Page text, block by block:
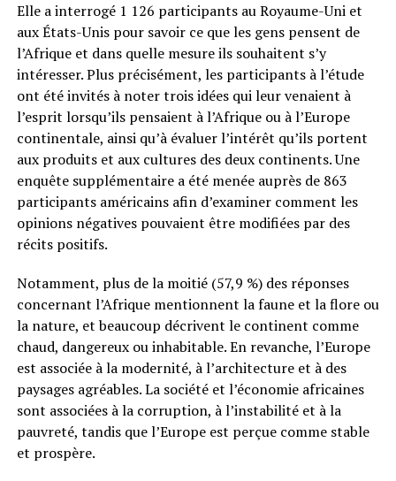
Elle a interrogé 1 126 participants au Royaume-Uni et
aux États-Unis pour savoir ce que les gens pensent de
l’Afrique et dans quelle mesure ils souhaitent s’y
intéresser. Plus précisément, les participants à l’étude
ont été invités à noter trois idées qui leur venaient à
l’esprit lorsqu’ils pensaient à l’Afrique ou à l’Europe
continentale, ainsi qu’à évaluer l’intérêt qu’ils portent
aux produits et aux cultures des deux continents. Une
enquête supplémentaire a été menée auprès de 863
participants américains afin d’examiner comment les
opinions négatives pouvaient être modifiées par des
récits positifs.
Notamment, plus de la moitié (57,9 %) des réponses
concernant l’Afrique mentionnent la faune et la flore ou
la nature, et beaucoup décrivent le continent comme
chaud, dangereux ou inhabitable. En revanche, l’Europe
est associée à la modernité, à l’architecture et à des
paysages agréables. La société et l’économie africaines
sont associées à la corruption, à l’instabilité et à la
pauvreté, tandis que l’Europe est perçue comme stable
et prospère.